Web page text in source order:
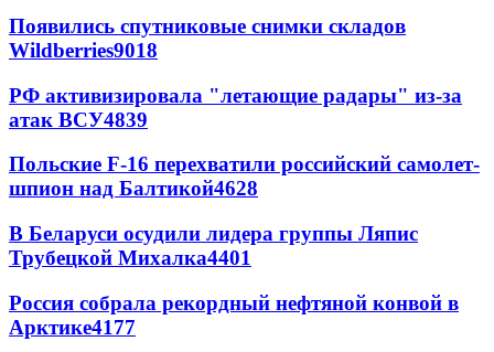
Появились спутниковые снимки складов
Wildberries9018
РФ активизировала "летающие радары" из-за
атак ВСУ4839
Польские F-16 перехватили российский самолет-
шпион над Балтикой4628
В Беларуси осудили лидера группы Ляпис
Трубецкой Михалка4401
Россия собрала рекордный нефтяной конвой в
Арктике4177